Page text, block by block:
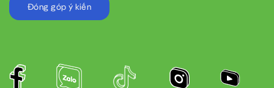
Đóng góp ý kiến